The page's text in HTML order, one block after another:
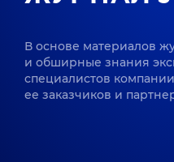
В основе материалов
и обширные знания
специалистов
ее заказчиков и